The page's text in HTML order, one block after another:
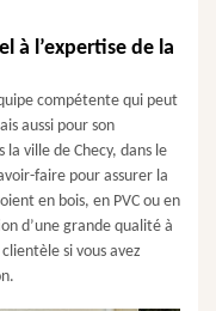
à l’expertise de la
compétente qui peut
aussi pour son
ville de Checy, dans le
faire pour assurer la
en bois, en PVC ou en
d’une grande qualité à
si vous avez